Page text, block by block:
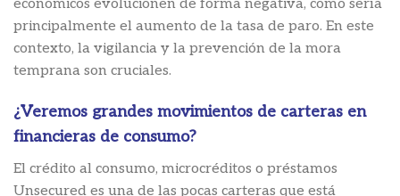
económicos evolucionen de forma negativa, como sería
principalmente el aumento de la tasa de paro. En este
contexto, la vigilancia y la prevención de la mora
temprana son cruciales.
¿Veremos grandes movimientos de carteras en
financieras de consumo?
El crédito al consumo, microcréditos o préstamos
Unsecured es una de las pocas carteras que está